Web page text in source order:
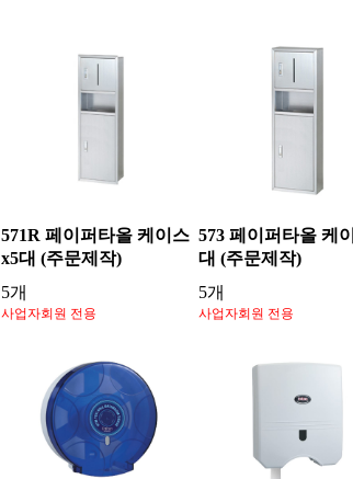
571R 페이퍼타올 케이스
x5대 (주문제작)
5개
사업자회원 전용
573 페이퍼타올 케
대 (주문제작)
5개
사업자회원 전용